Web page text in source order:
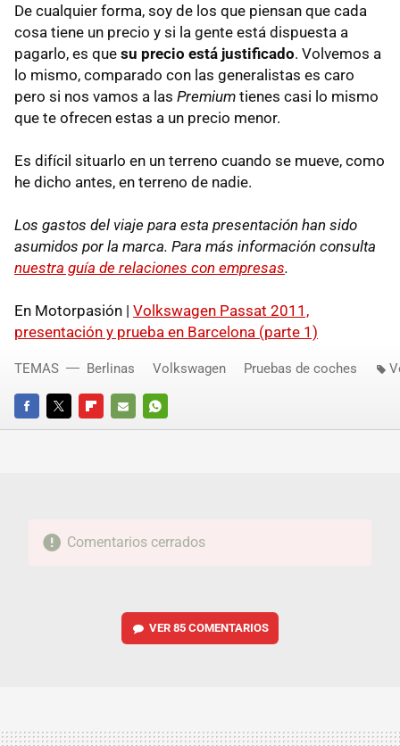
De cualquier forma, soy de los que piensan que cada
cosa tiene un precio y si la gente está dispuesta a
pagarlo, es que su precio está justificado. Volvemos a
lo mismo, comparado con las generalistas es caro
pero si nos vamos a las Premium tienes casi lo mismo
que te ofrecen estas a un precio menor.
Es difícil situarlo en un terreno cuando se mueve, como
he dicho antes, en terreno de nadie.
Los gastos del viaje para esta presentación han sido
asumidos por la marca. Para más información consulta
nuestra guía de relaciones con empresas.
En Motorpasión | Volkswagen Passat 2011,
presentación y prueba en Barcelona (parte 1)
FACEBOOKTWITTERFLIPBOARD
E-
WHATSAPP
TEMAS Berlinas Volkswagen Pruebas de coches
Comentarios cerrados
VER 85 COMENTARIOS